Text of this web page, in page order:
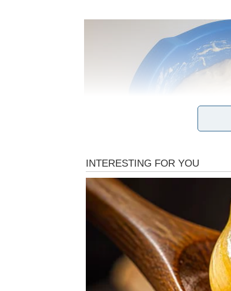
Umijesite nježno i podatno tijesto, pa